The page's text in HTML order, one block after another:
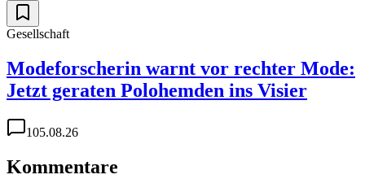
Gesellschaft
Modeforscherin warnt vor rechter Mode:
Jetzt geraten Polohemden ins Visier
105.08.26
Kommentare